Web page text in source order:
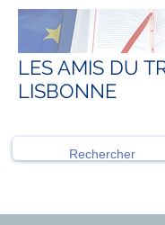
LES AMIS DU
LISBONNE